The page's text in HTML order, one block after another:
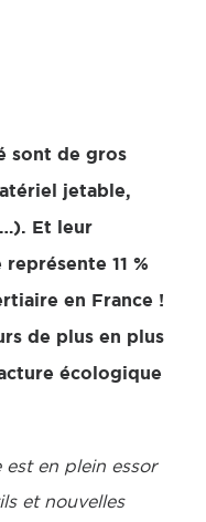
sont de gros
jetable,
Et leur
11 %
en France !
de plus en plus
écologique
en plein essor
et nouvelles